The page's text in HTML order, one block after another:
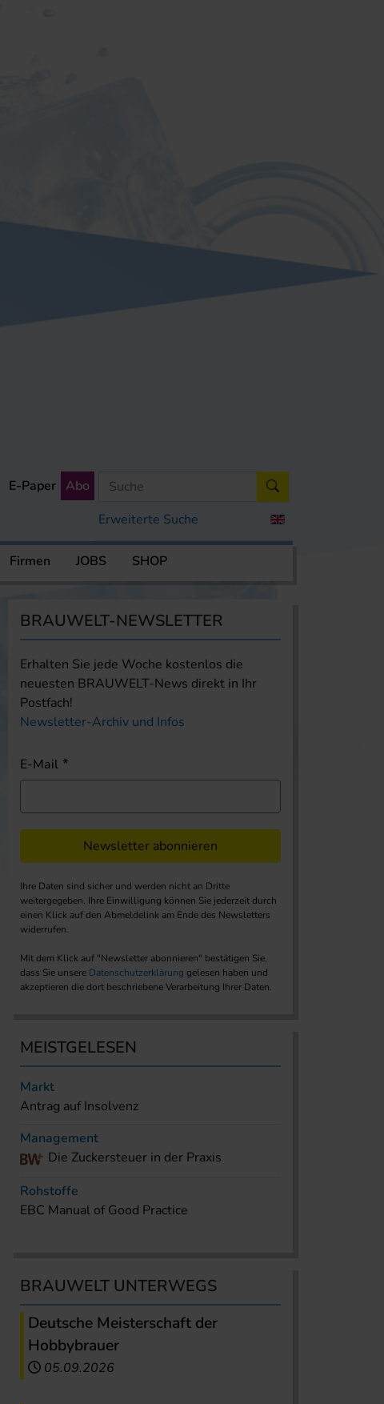
Erweiterte Suche
E-Paper Abo
Firmen JOBS SHOP
BRAUWELT-NEWSLETTER
Erhalten Sie jede Woche kostenlos die
neuesten BRAUWELT-News direkt in Ihr
Postfach!
Newsletter-Archiv und Infos
E-Mail
Newsletter abonnieren
Ihre Daten sind sicher und werden nicht an Dritte
weitergegeben. Ihre Einwilligung können Sie jederzeit durch
einen Klick auf den Abmeldelink am Ende des Newsletters
widerrufen.
Mit dem Klick auf "Newsletter abonnieren" bestätigen Sie,
dass Sie unsere Datenschutzerklärung gelesen haben und
akzeptieren die dort beschriebene Verarbeitung Ihrer Daten.
MEISTGELESEN
Markt
Antrag auf Insolvenz
Management
Die Zuckersteuer in der Praxis
Rohstoffe
EBC Manual of Good Practice
BRAUWELT UNTERWEGS
Deutsche Meisterschaft der
Hobbybrauer
05.09.2026